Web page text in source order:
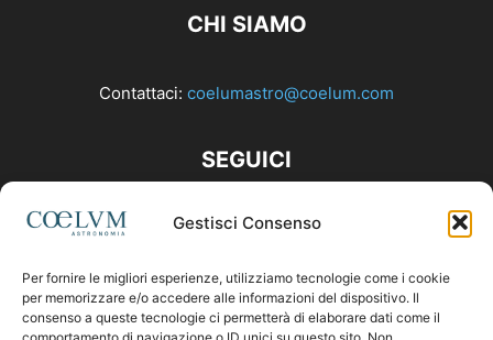
Gestisci Consenso
Per fornire le migliori esperienze, utilizziamo tecnologie come i cookie
per memorizzare e/o accedere alle informazioni del dispositivo. Il
consenso a queste tecnologie ci permetterà di elaborare dati come il
CHI SIAMO
Contattaci: coelumastro@coelum.com
SEGUICI